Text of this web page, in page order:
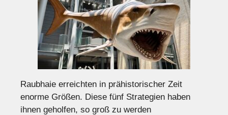
Raubhaie erreichten in prähistorischer Zeit
enorme Größen. Diese fünf Strategien haben
ihnen geholfen, so groß zu werden